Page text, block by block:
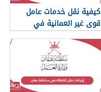
كيفية نقل خدمات عامل
قوى غير العمانية في
سلطنة عمان